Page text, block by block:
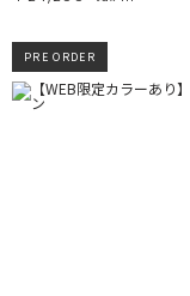
PRE ORDER